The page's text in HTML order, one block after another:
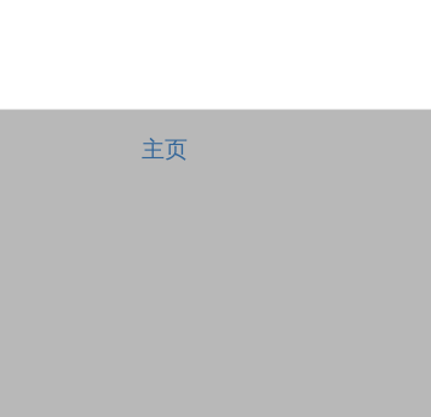
主页